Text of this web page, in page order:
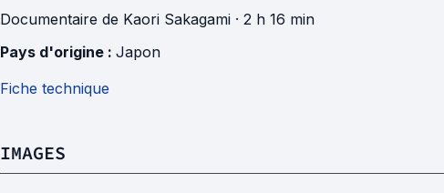
Documentaire de Kaori Sakagami · 2 h 16 min
Pays d'origine : Japon
Fiche technique
IMAGES